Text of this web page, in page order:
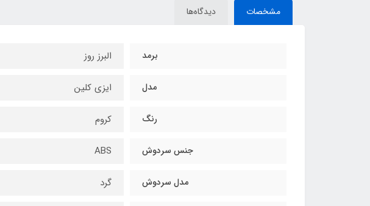
مشخصات دیدگاه‌ها
برمد البرز روز
مدل ایزی کلین
رنگ کروم
جنس سردوش ABS
مدل سردوش گرد